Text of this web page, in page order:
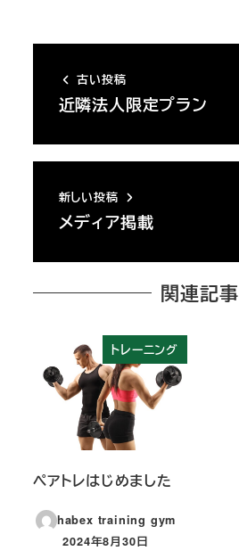
古い投稿
近隣法人限定プラン
新しい投稿
メディア掲載
関連記事
トレーニング
ペアトレはじめました
habex training gym
投稿日
2024年8月30日